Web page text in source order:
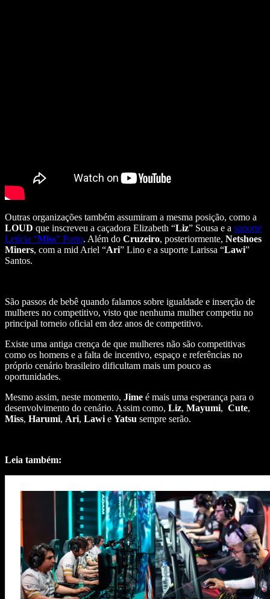
Outras organizações também assumiram a mesma posição, como a
LOUD que inscreveu a caçadora Elizabeth “Liz” Sousa e a suporte
Letícia “Miss” Porto. Além do Cruzeiro, posteriormente, Netshoes
Miners, com a mid Ariel “Ari” Lino e a suporte Larissa “Lawi”
Santos.
São passos de bebê quando falamos sobre igualdade e inserção de
mulheres no competitivo, visto que nenhuma mulher competiu no
principal torneio oficial em dez anos de competitivo.
Existe uma antiga crença de que mulheres não são competitivas
como os homens e a falta de incentivo, espaço e referências no
próprio cenário brasileiro dificultam mais um pouco as
oportunidades.
Mesmo assim, neste momento, Jime é mais uma esperança para o
desenvolvimento do cenário. Assim como, Liz, Mayumi, Cute,
Miss, Harumi, Ari, Lawi e Yatsu sempre serão.
Leia também: